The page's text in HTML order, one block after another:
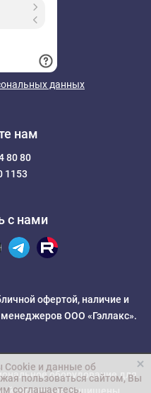
данных
нам
80 80
1153
с нами
офертой, наличие и
менеджеров ООО «Гэллакс».
оборудование для
Cookie и данные об
пользоваться сайтом, Вы
соглашаетесь.